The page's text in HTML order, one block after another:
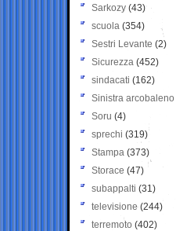
Sarkozy (43)
scuola (354)
Sestri Levante (2)
Sicurezza (452)
sindacati (162)
Sinistra arcobaleno
Soru (4)
sprechi (319)
Stampa (373)
Storace (47)
subappalti (31)
televisione(244)
terremoto (402)